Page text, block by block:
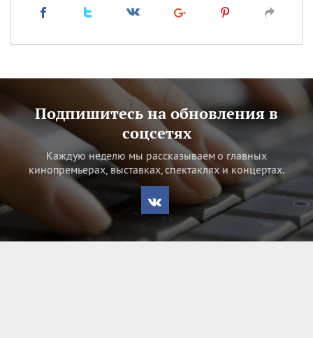
Подпишитесь на обновления в
соцсетях
Каждую неделю мы рассказываем о главных
кинопремьерах, выставках, спектаклях и концертах.